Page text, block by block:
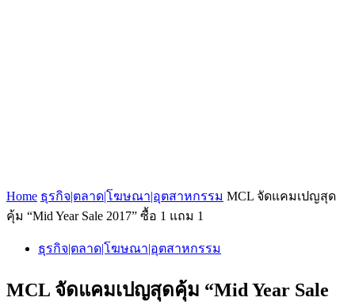
Home ธุรกิจ|ตลาด|โฆษณา|อุตสาหกรรม MCL จัดแคมเปญสุด
คุ้ม “Mid Year Sale 2017” ซื้อ 1 แถม 1
ธุรกิจ|ตลาด|โฆษณา|อุตสาหกรรม
MCL จัดแคมเปญสุดคุ้ม “Mid Year Sale